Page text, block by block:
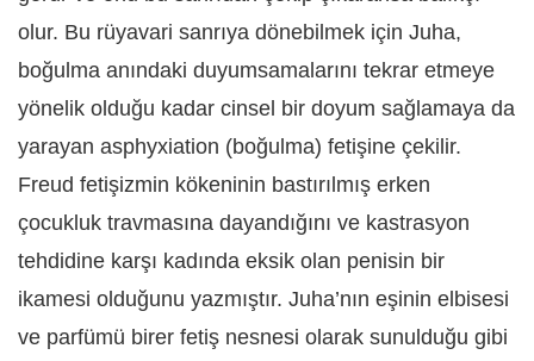
olur. Bu rüyavari sanrıya dönebilmek için Juha,
boğulma anındaki duyumsamalarını tekrar etmeye
yönelik olduğu kadar cinsel bir doyum sağlamaya da
yarayan asphyxiation (boğulma) fetişine çekilir.
Freud fetişizmin kökeninin bastırılmış erken
çocukluk travmasına dayandığını ve kastrasyon
tehdidine karşı kadında eksik olan penisin bir
ikamesi olduğunu yazmıştır. Juha’nın eşinin elbisesi
ve parfümü birer fetiş nesnesi olarak sunulduğu gibi